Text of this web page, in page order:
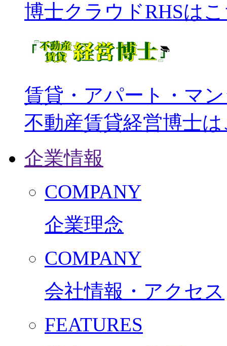
博士クラウドRHSは
賃貸・アパート・マ
不動産賃貸経営博士
企業情報
COMPANY
企業理念
COMPANY
会社情報・アクセス
FEATURES